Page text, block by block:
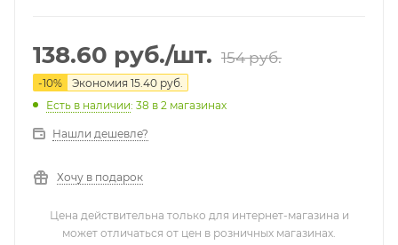
138.60 руб./шт. 154руб.
-10% Экономия 15.40 руб.
Есть в наличии: 38 в 2 магазинах
Нашли дешевле?
Хочу в подарок
Цена действительна только для интернет-магазина и
может отличаться от цен в розничных магазинах.